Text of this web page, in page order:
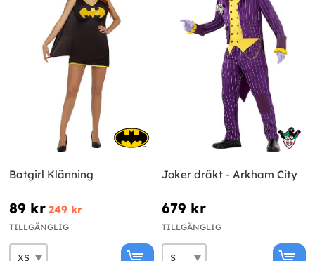
Batgirl Klänning
89 kr 249 kr
TILLGÄNGLIG
Joker dräkt - Arkham City
679 kr
TILLGÄNGLIG